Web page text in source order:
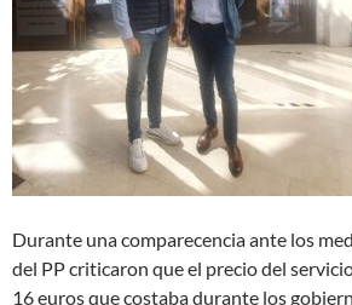
Durante una comparecencia ante los
del PP criticaron que el precio del
16 euros que costaba durante los